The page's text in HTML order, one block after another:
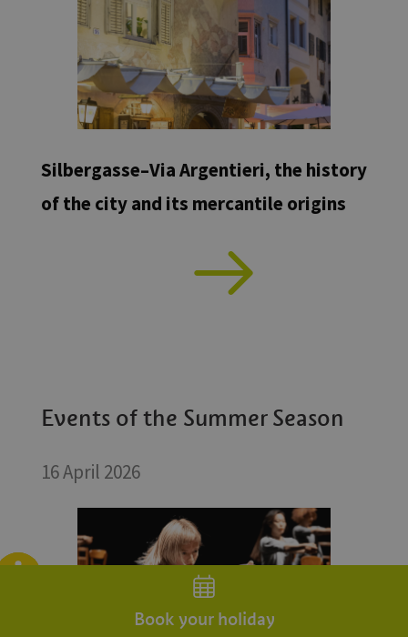
Book your holiday
Silbergasse–Via Argentieri, the history
of the city and its mercantile origins
Events of the Summer Season
16 April 2026